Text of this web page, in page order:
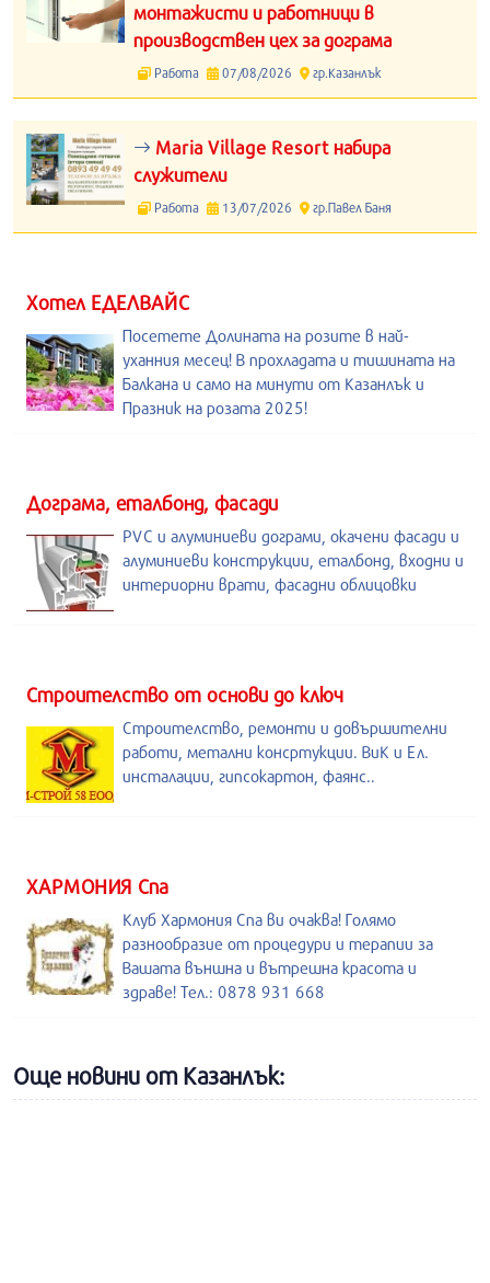
монтажисти и работници в
производствен цех за дограма
Работа 07/08/2026 гр.Казанлък
Maria Village Resort набира
служители
Работа 13/07/2026 гр.Павел Баня
Хотел ЕДЕЛВАЙС
Посетете Долината на розите в най-
уханния месец! В прохладата и тишината на
Балкана и само на минути от Казанлък и
Празник на розата 2025!
Дограма, еталбонд, фасади
PVC и алуминиеви дограми, окачени фасади и
алуминиеви конструкции, еталбонд, входни и
интериорни врати, фасадни облицовки
Строителство от основи до ключ
Строителство, ремонти и довършителни
работи, метални консртукции. ВиК и Ел.
инсталации, гипсокартон, фаянс..
ХАРМОНИЯ Спа
Клуб Хармония Спа ви очаква! Голямо
разнообразие от процедури и терапии за
Вашата външна и вътрешна красота и
здраве! Тел.: 0878 931 668
Още новини от Казанлък: